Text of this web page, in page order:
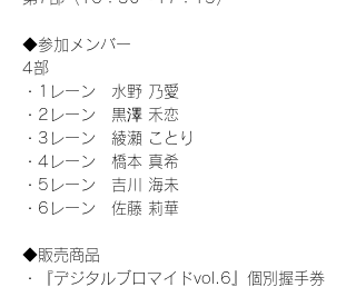
◆参加メンバー
4部
・1レーン　水野 乃愛
・2レーン　黒澤 禾恋
・3レーン　綾瀬 ことり
・4レーン　橋本 真希
・5レーン　吉川 海未
・6レーン　佐藤 莉華
◆販売商品
・『デジタルブロマイドvol.6』個別握手券